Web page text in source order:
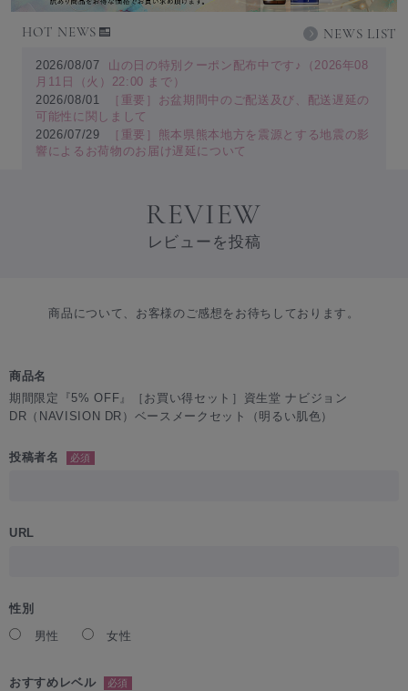
HOT NEWS NEWS LIST
2026/08/07
山の日の特別クーポン配布中です♪（2026年08
月11日（火）22:00 まで）
2026/08/01
［重要］お盆期間中のご配送及び、配送遅延の
可能性に関しまして
2026/07/29
［重要］熊本県熊本地方を震源とする地震の影
響によるお荷物のお届け遅延について
REVIEW
レビューを投稿
商品について、お客様のご感想をお待ちしております。
商品名
期間限定『5% OFF』［お買い得セット］資生堂 ナビジョン
DR（NAVISION DR）ベースメークセット（明るい肌色）
投稿者名 必須
URL
性別
男性
女性
おすすめレベル 必須